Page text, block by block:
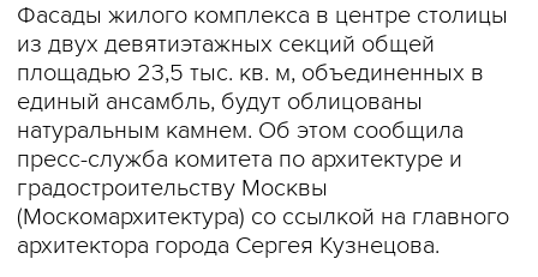
Фасады жилого комплекса в центре столицы
из двух девятиэтажных секций общей
площадью 23,5 тыс. кв. м, объединенных в
единый ансамбль, будут облицованы
натуральным камнем. Об этом сообщила
пресс-служба комитета по архитектуре и
градостроительству Москвы
(Москомархитектура) со ссылкой на главного
архитектора города Сергея Кузнецова.